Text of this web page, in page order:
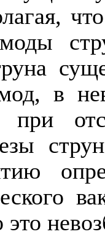
моды
в
при